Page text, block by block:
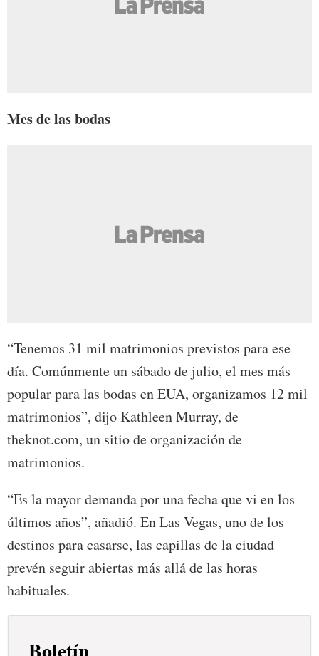
Mes de las bodas
“Tenemos 31 mil matrimonios previstos para ese
día. Comúnmente un sábado de julio, el mes más
popular para las bodas en EUA, organizamos 12 mil
matrimonios”, dijo Kathleen Murray, de
theknot.com, un sitio de organización de
matrimonios.
“Es la mayor demanda por una fecha que vi en los
últimos años”, añadió. En Las Vegas, uno de los
destinos para casarse, las capillas de la ciudad
prevén seguir abiertas más allá de las horas
habituales.